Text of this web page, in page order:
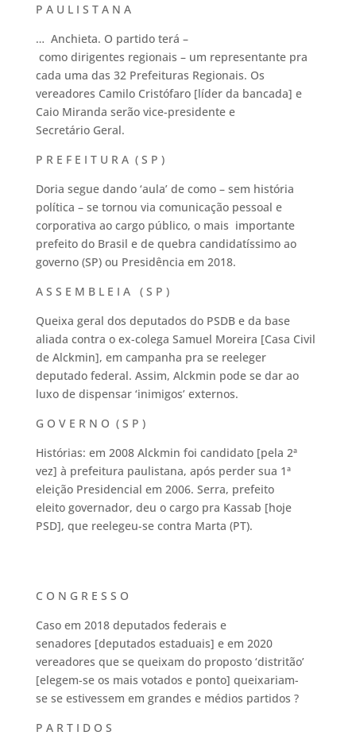
P A U L I S T A N A
… Anchieta. O partido terá –
como dirigentes regionais – um representante pra
cada uma das 32 Prefeituras Regionais. Os
vereadores Camilo Cristófaro [líder da bancada] e
Caio Miranda serão vice-presidente e
Secretário Geral.
P R E F E I T U R A ( S P )
Doria segue dando ‘aula’ de como – sem história
política – se tornou via comunicação pessoal e
corporativa ao cargo público, o mais importante
prefeito do Brasil e de quebra candidatíssimo ao
governo (SP) ou Presidência em 2018.
A S S E M B L E I A ( S P )
Queixa geral dos deputados do PSDB e da base
aliada contra o ex-colega Samuel Moreira [Casa Civil
de Alckmin], em campanha pra se reeleger
deputado federal. Assim, Alckmin pode se dar ao
luxo de dispensar ‘inimigos’ externos.
G O V E R N O ( S P )
Histórias: em 2008 Alckmin foi candidato [pela 2ª
vez] à prefeitura paulistana, após perder sua 1ª
eleição Presidencial em 2006. Serra, prefeito
eleito governador, deu o cargo pra Kassab [hoje
PSD], que reelegeu-se contra Marta (PT).
C O N G R E S S O
Caso em 2018 deputados federais e
senadores [deputados estaduais] e em 2020
vereadores que se queixam do proposto ‘distritão’
[elegem-se os mais votados e ponto] queixariam-
se se estivessem em grandes e médios partidos ?
P A R T I D O S